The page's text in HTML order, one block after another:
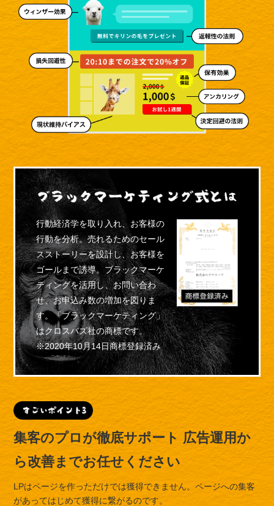
行動経済学を取り入れ、お客様の
行動を分析。売れるためのセール
スストーリーを設計し、お客様を
ゴールまで誘導。ブラックマーケ
ティングを活用し、お問い合わ
せ、お申込み数の増加を図りま
す。「ブラックマーケティング」
はクロスバズ社の商標です。
※2020年10月14日商標登録済み
集客のプロが徹底サポート 広告運用か
ら改善までお任せください
LPはページを作っただけでは獲得できません。ページへの集客
があってはじめて獲得に繋がるのです。